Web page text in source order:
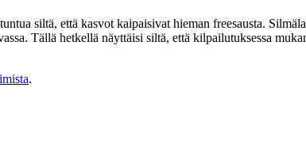
siltä, että kasvot kaipaisivat hieman freesausta.
Tällä hetkellä näyttäisi siltä, että kilpailutuksessa
.